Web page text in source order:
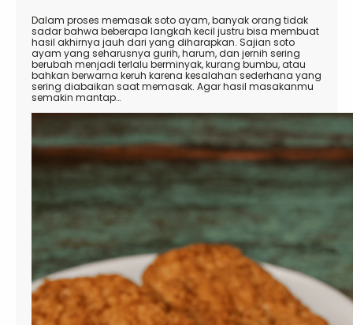
Dalam proses memasak soto ayam, banyak orang tidak
sadar bahwa beberapa langkah kecil justru bisa membuat
hasil akhirnya jauh dari yang diharapkan. Sajian soto
ayam yang seharusnya gurih, harum, dan jernih sering
berubah menjadi terlalu berminyak, kurang bumbu, atau
bahkan berwarna keruh karena kesalahan sederhana yang
sering diabaikan saat memasak. Agar hasil masakanmu
semakin mantap…